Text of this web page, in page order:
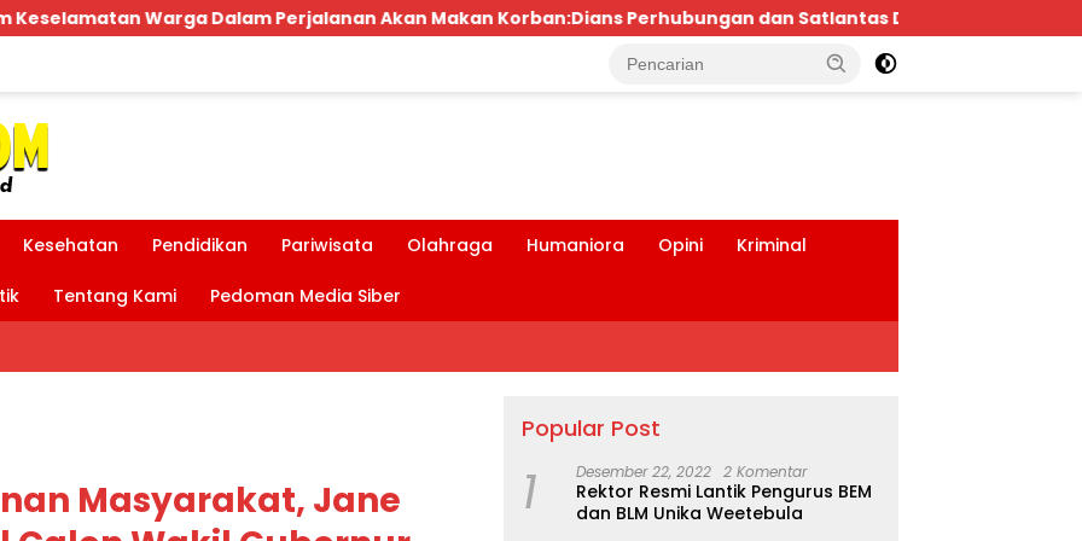
Akan Makan Korban:Dians Perhubungan dan Satlantas Didesak Bertindak Tegas! Bpk.MDT Spontan
Kesehatan Pendidikan Pariwisata Olahraga Humaniora Opini Kriminal
Tentang Kami Pedoman Media Siber
Masyarakat, Jane
Popular Post
1 Desember 22, 2022 2 Komentar
Rektor Resmi Lantik Pengurus BEM
dan BLM Unika Weetebula